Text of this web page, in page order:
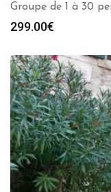
Groupe de 1 à 30
299.00€